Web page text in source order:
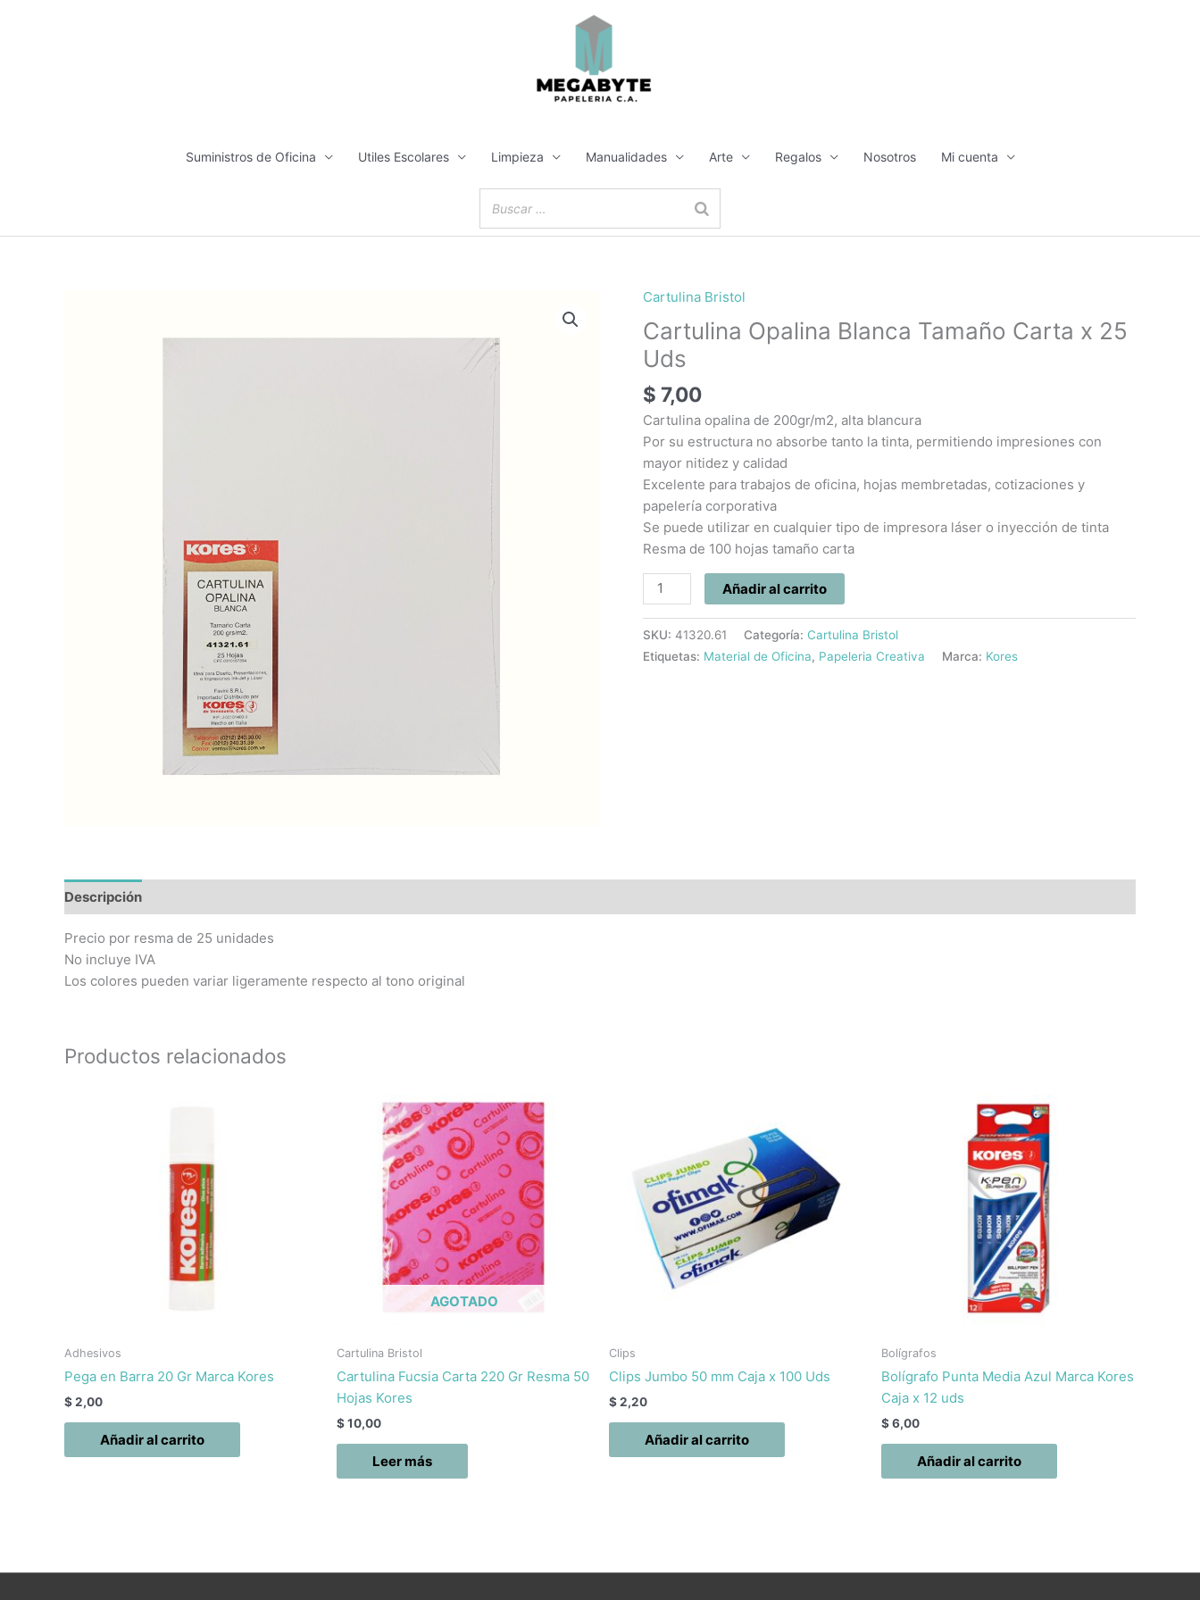
Suministros de Oficina Utiles Escolares Limpieza Manualidades Arte Regalos Nosotros Mi cuenta
Cartulina Bristol
Cartulina Opalina Blanca Tamaño Carta x 25
Uds
$ 7,00
Cartulina opalina de 200gr/m2, alta blancura
Por su estructura no absorbe tanto la tinta, permitiendo impresiones con
mayor nitidez y calidad
Excelente para trabajos de oficina, hojas membretadas, cotizaciones y
papelería corporativa
Se puede utilizar en cualquier tipo de impresora láser o inyección de tinta
Resma de 100 hojas tamaño carta
Cartulina
Opalina
Blanca
Tamaño
Carta
x
25
Uds
cantidad
Añadir al carrito
SKU: 41320.61 Categoría: Cartulina Bristol
Etiquetas: Material de Oficina, Papeleria Creativa Marca: Kores
Descripción
Precio por resma de 25 unidades
No incluye IVA
Los colores pueden variar ligeramente respecto al tono original
Productos relacionados
Adhesivos
Pega en Barra 20 Gr Marca Kores
$2,00
Añadir al carrito
AGOTADO
Cartulina Bristol
Cartulina Fucsia Carta 220 Gr Resma 50
Hojas Kores
$10,00
Leer más
Clips
Clips Jumbo 50 mm Caja x 100 Uds
$2,20
Añadir al carrito
Bolígrafos
Bolígrafo Punta Media Azul Marca Kores
Caja x 12 uds
$6,00
Añadir al carrito